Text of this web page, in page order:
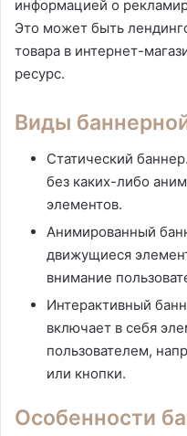
информацией о
Это может быть
товара в интернет-
ресурс.
Виды
Статический
без каких-либо
элементов.
Анимированный
движущиеся
внимание
Интерактивный
включает в себя
пользователем,
или кнопки.
Особенности